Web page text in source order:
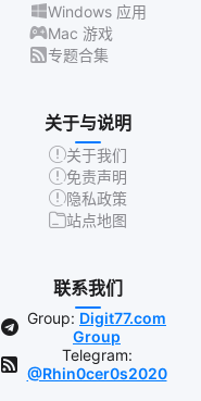
Windows 应用
Mac 游戏
专题合集
关于与说明
关于我们
免责声明
隐私政策
站点地图
联系我们
Group: Digit77.com
Group
Telegram:
@Rhin0cer0s2020